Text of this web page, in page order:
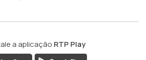
a aplicação RTP Play